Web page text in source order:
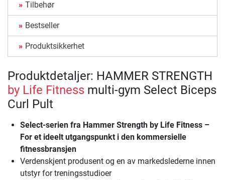
Tilbehør
Bestseller
Produktsikkerhet
Produktdetaljer: HAMMER STRENGTH
by Life Fitness multi-gym Select Biceps
Curl Pult
Select-serien fra Hammer Strength by Life Fitness –
For et ideelt utgangspunkt i den kommersielle
fitnessbransjen
Verdenskjent produsent og en av markedslederne innen
utstyr for treningsstudioer